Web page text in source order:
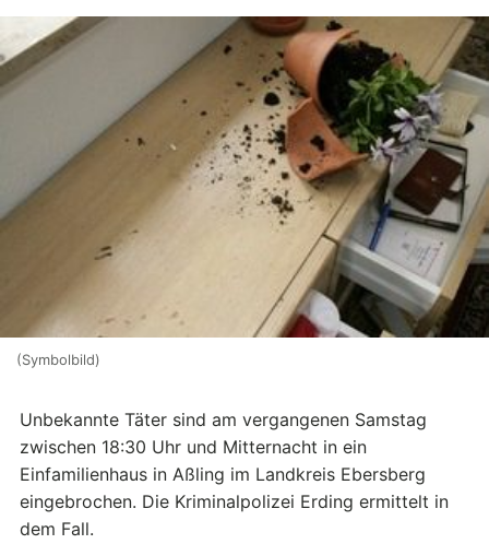
(Symbolbild)
Unbekannte Täter sind am vergangenen Samstag
zwischen 18:30 Uhr und Mitternacht in ein
Einfamilienhaus in Aßling im Landkreis Ebersberg
eingebrochen. Die Kriminalpolizei Erding ermittelt in
dem Fall.